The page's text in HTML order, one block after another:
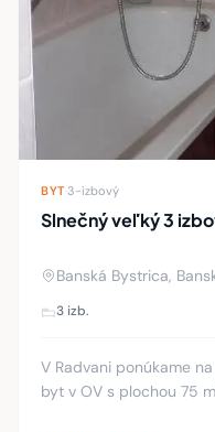
BYT·3-izbový
Slnečný veľký 3
Banská Bystrica,
3 izb.
V Radvani ponúkame
byt v OV s plochou 75